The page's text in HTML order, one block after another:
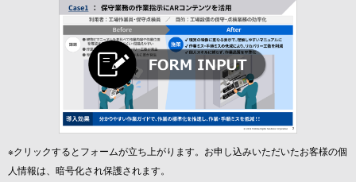
※クリックするとフォームが立ち上がります。お申し込みいただいたお客様の個
人情報は、暗号化され保護されます。